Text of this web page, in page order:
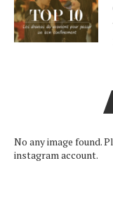
No any image found.
instagram account.